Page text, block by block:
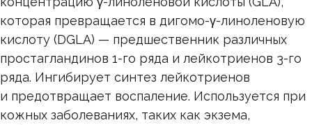
которая превращается в дигомо-γ-линоленовую
кислоту (DGLA) — предшественник различных
простагландинов 1-го ряда и лейкотриенов 3-го
ряда. Ингибирует синтез лейкотриенов
и предотвращает воспаление. Используется при
кожных заболеваниях, таких как экзема,